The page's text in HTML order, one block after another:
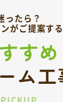
ったら？
がご提案する
すめ
ム工